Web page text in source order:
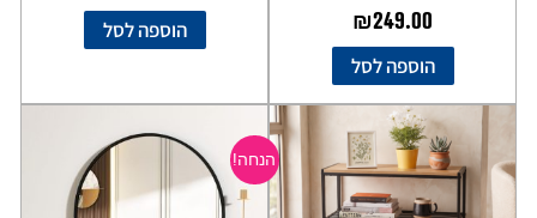
₪249.00
הוספה לסל
הוספה לסל
הנחה!
המקורי
₪249.00.